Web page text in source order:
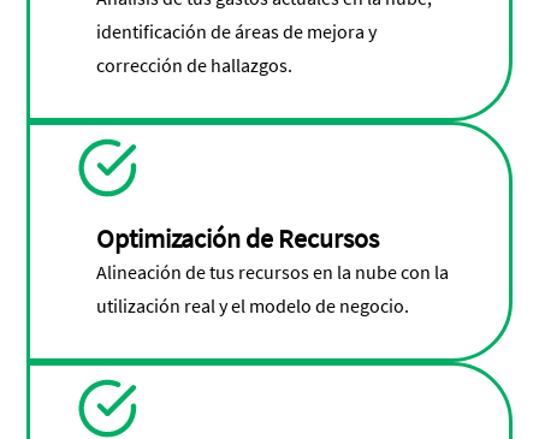
identificación de áreas de mejora y
corrección de hallazgos.
Optimización de Recursos
Alineación de tus recursos en la nube con la
utilización real y el modelo de negocio.